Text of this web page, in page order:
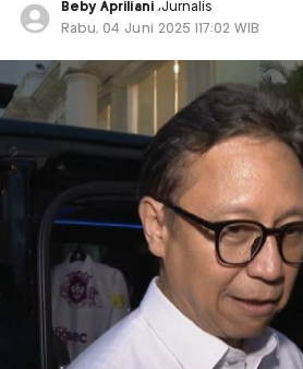
Beby Apriliani ,Jurnalis
Rabu, 04 Juni 2025 |17:02 WIB